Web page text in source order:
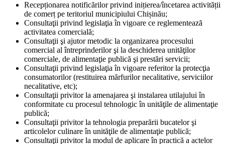
Recepționarea notificărilor privind inițierea/încetarea activității
de comerț pe teritoriul municipiului Chișinău;
Consultaţii privind legislaţia în vigoare ce reglementează
activitatea comercială;
Consultaţii şi ajutor metodic la organizarea procesului
comercial al întreprinderilor şi la deschiderea unităţilor
comerciale, de alimentaţie publică şi prestări servicii;
Consultaţii privind legislaţia în vigoare referitor la protecţia
consumatorilor (restituirea mărfurilor necalitative, serviciilor
necalitative, etc);
Consultaţii privitor la amenajarea şi instalarea utilajului în
conformitate cu procesul tehnologic în unităţile de alimentaţie
publică;
Consultaţii privitor la tehnologia preparării bucatelor şi
articolelor culinare în unităţile de alimentaţie publică;
Consultaţii privitor la modul de aplicare în practică a actelor